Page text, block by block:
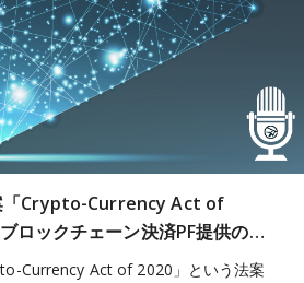
「Crypto-Currency Act of
ロックチェーン決済PF提供の…
Currency Act of 2020」という法案